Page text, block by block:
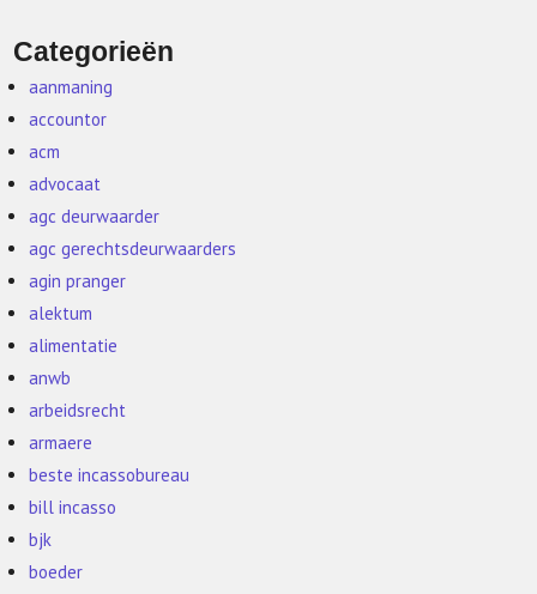
Categorieën
aanmaning
accountor
acm
advocaat
agc deurwaarder
agc gerechtsdeurwaarders
agin pranger
alektum
alimentatie
anwb
arbeidsrecht
armaere
beste incassobureau
bill incasso
bjk
boeder